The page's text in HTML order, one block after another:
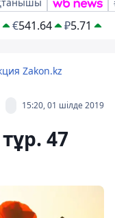
€541.64 ₽5.71
Zakon.kz
15:20, 01 шілде 2019
47